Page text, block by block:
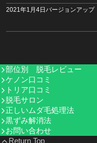
2021年1月4日バージョンアップ
部位別 脱毛レビュー
ケノン口コミ
トリア口コミ
脱毛サロン
正しいムダ毛処理法
黒ずみ解消法
お問い合わせ
Return Top